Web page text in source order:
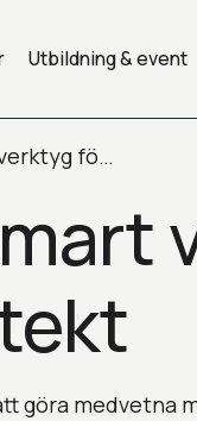
Utbildning & event
Möbelfakta – smart verktyg för dig som inredningsarkitekt
göra medvetna